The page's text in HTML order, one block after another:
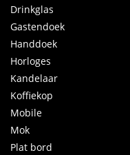
Drinkglas
Gastendoek
Handdoek
Horloges
Kandelaar
Koffiekop
Mobile
Mok
Plat bord